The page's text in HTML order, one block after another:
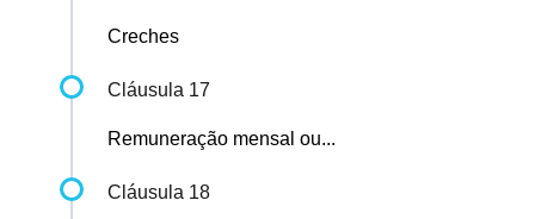
Creches
Cláusula 17
Remuneração mensal ou...
Cláusula 18